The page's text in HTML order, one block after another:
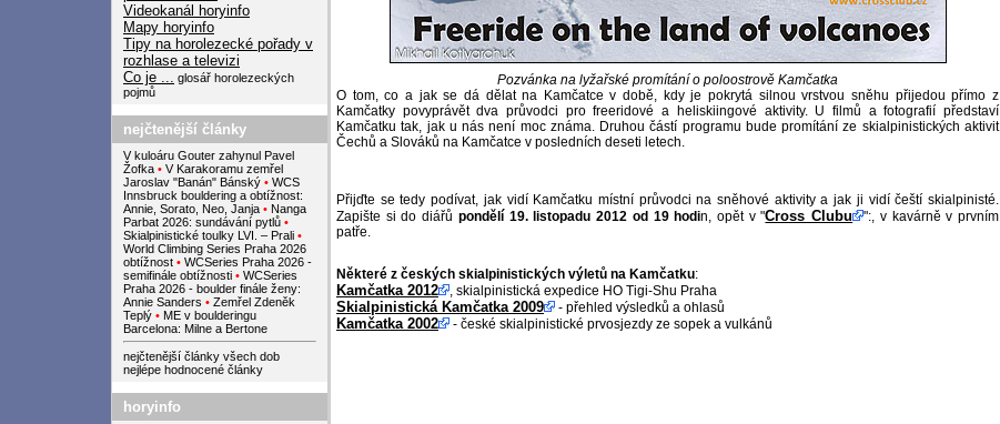
Videokanál horyinfo
Mapy horyinfo
Tipy na horolezecké pořady v
rozhlase a televizi
Co je ... glosář horolezeckých
pojmů
nejčtenější články
V kuloáru Gouter zahynul Pavel
Žofka • V Karakoramu zemřel
Jaroslav "Banán" Bánský • WCS
Innsbruck bouldering a obtížnost:
Annie, Sorato, Neo, Janja • Nanga
Parbat 2026: sundávání pytlů •
Skialpinistické toulky LVI. – Prali •
World Climbing Series Praha 2026
obtížnost • WCSeries Praha 2026 -
semifinále obtížnosti • WCSeries
Praha 2026 - boulder finále ženy:
Annie Sanders • Zemřel Zdeněk
Teplý • ME v boulderingu
Barcelona: Milne a Bertone
nejčtenější články všech dob
nejlépe hodnocené články
horyinfo
Pozvánka na lyžařské promítání o poloostrově Kamčatka
O tom, co a jak se dá dělat na Kamčatce v době, kdy je pokrytá silnou vrstvou sněhu přijedou přímo z
Kamčatky povyprávět dva průvodci pro freeridové a heliskiingové aktivity. U filmů a fotografií představí
Kamčatku tak, jak u nás není moc známa. Druhou částí programu bude promítání ze skialpinistických aktivit
Čechů a Slováků na Kamčatce v posledních deseti letech.
Přijďte se tedy podívat, jak vidí Kamčatku místní průvodci na sněhové aktivity a jak ji vidí čeští skialpinisté.
Zapište si do diářů pondělí 19. listopadu 2012 od 19 hodin, opět v "Cross Clubu
":, v kavárně v prvním
patře.
Některé z českých skialpinistických výletů na Kamčatku:
Kamčatka 2012 , skialpinistická expedice HO Tigi-Shu Praha
Skialpinistická Kamčatka 2009 - přehled výsledků a ohlasů
Kamčatka 2002 - české skialpinistické prvosjezdy ze sopek a vulkánů